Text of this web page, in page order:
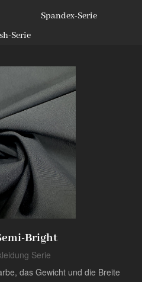
Spandex-Serie
Serie
Bright
Serie
das Gewicht und die Breite